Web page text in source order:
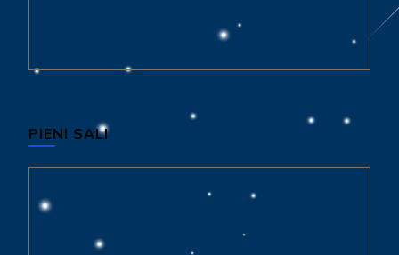
PIENI SALI